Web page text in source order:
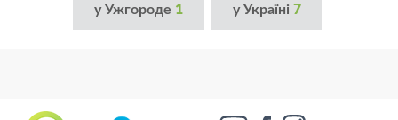
у Ужгороде 1 у Україні 7